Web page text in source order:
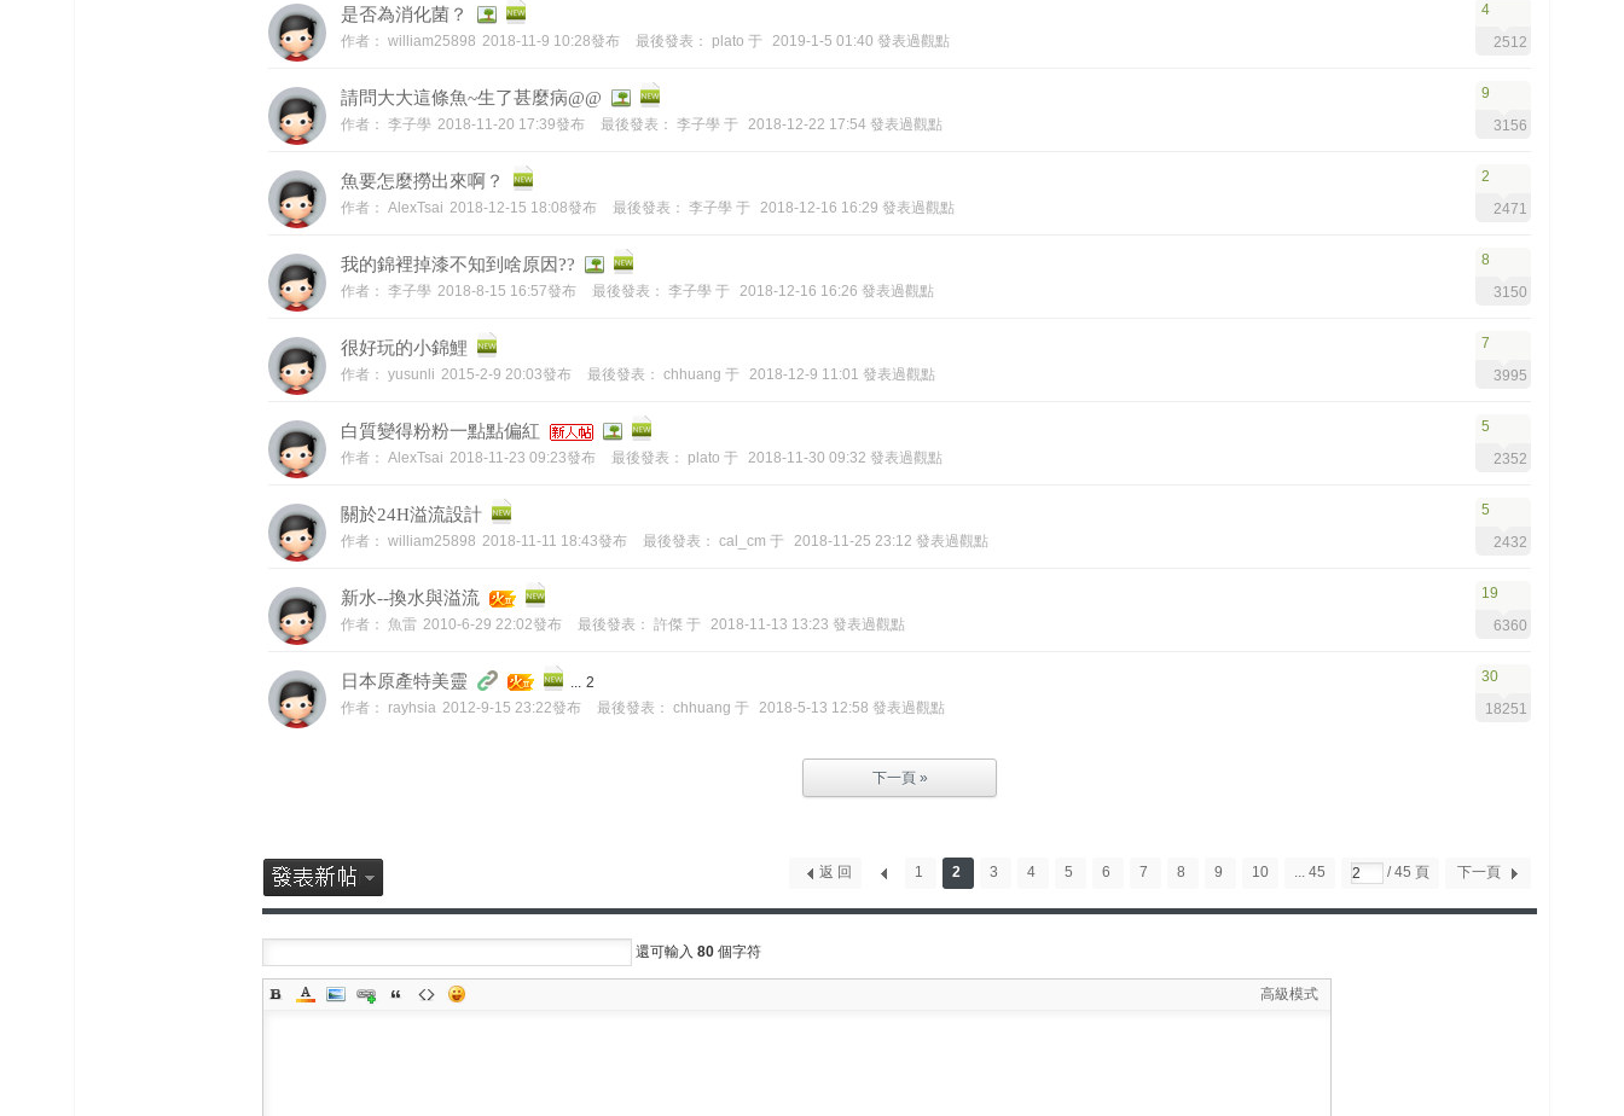
是否為消化菌？
作者： william25898 2018-11-9 10:28發布 最後發表： plato 于 2019-1-5 01:40 發表過觀點
4
2512
請問大大這條魚~生了甚麼病@@
作者： 李子學 2018-11-20 17:39發布 最後發表： 李子學 于 2018-12-22 17:54 發表過觀點
9
3156
魚要怎麼撈出來啊？
作者： AlexTsai 2018-12-15 18:08發布 最後發表： 李子學 于 2018-12-16 16:29 發表過觀點
2
2471
我的錦裡掉漆不知到啥原因??
作者： 李子學 2018-8-15 16:57發布 最後發表： 李子學 于 2018-12-16 16:26 發表過觀點
8
3150
很好玩的小錦鯉
作者： yusunli 2015-2-9 20:03發布 最後發表： chhuang 于 2018-12-9 11:01 發表過觀點
7
3995
白質變得粉粉一點點偏紅
作者： AlexTsai 2018-11-23 09:23發布 最後發表： plato 于 2018-11-30 09:32 發表過觀點
5
2352
關於24H溢流設計
作者： william25898 2018-11-11 18:43發布 最後發表： cal_cm 于 2018-11-25 23:12 發表過觀點
5
2432
新水--換水與溢流
作者： 魚雷 2010-6-29 22:02發布 最後發表： 許傑 于 2018-11-13 13:23 發表過觀點
19
6360
日本原產特美靈 ... 2
作者： rayhsia 2012-9-15 23:22發布 最後發表： chhuang 于 2018-5-13 12:58 發表過觀點
30
18251
下一頁 »
1 2 3 4 5 6 7 8 9 10 ... 45 / 45 頁 下一頁
返 回
還可輸入 80 個字符
高級模式